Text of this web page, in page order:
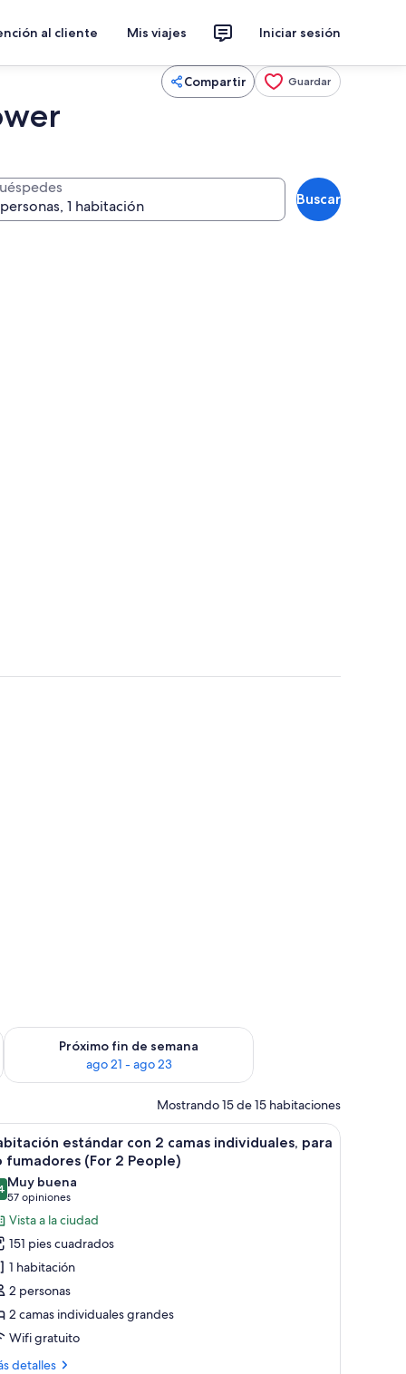
al cliente Mis viajes Iniciar sesión
Compartir Guardar
Buscar
semana ago 14 - ago 16
Próximo fin de semana
ago 21 - ago 23
Consulta la disponibilidad para el próximo fin de semana
Mostrando 15 de 15 habitaciones
noche, lámpara, televisor y ventana con cortinas.Edredón, escritorio y espacio para trabajar
30
estándar con 2 camas individuales, para
fumadores (For 2 People)
de 10
Muy buena
57 opiniones
(57
opiniones)
Vista a la ciudad
151 pies cuadrados
1 habitación
2 personas
2 camas individuales grandes
Wifi gratuito
detalles